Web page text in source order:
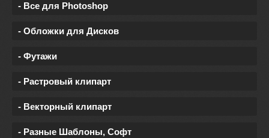
- Все для Photoshop
- Обложки для Дисков
- Футажи
- Растровый клипарт
- Векторный клипарт
- Разные Шаблоны, Софт